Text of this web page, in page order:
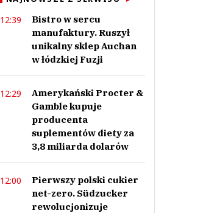
12:39
Bistro w sercu
manufaktury. Ruszył
unikalny sklep Auchan
w łódzkiej Fuzji
12:29
Amerykański Procter &
Gamble kupuje
producenta
suplementów diety za
3,8 miliarda dolarów
12:00
Pierwszy polski cukier
net-zero. Südzucker
rewolucjonizuje